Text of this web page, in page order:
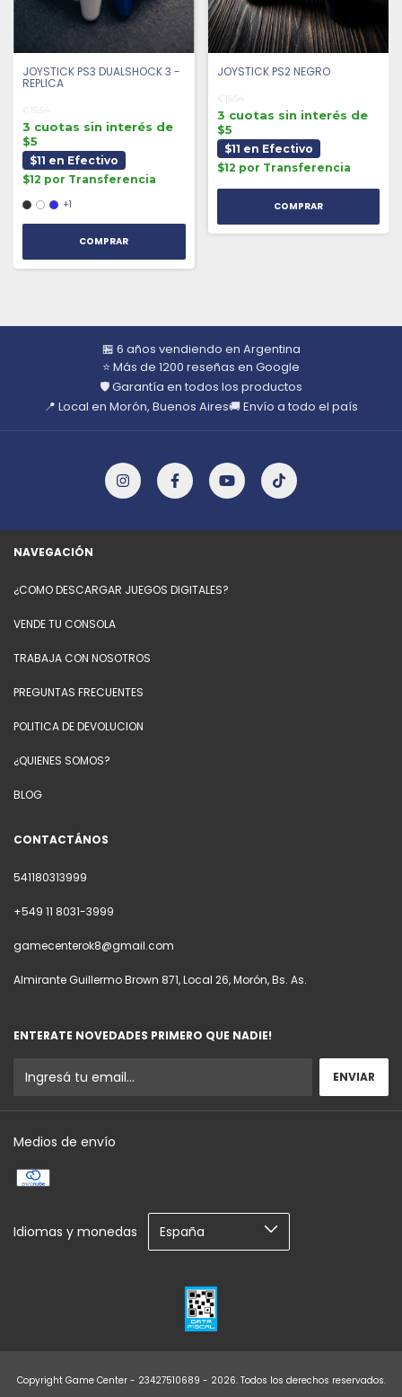
JOYSTICK PS3 DUALSHOCK 3 -
REPLICA
€15,54
3 cuotas sin interés de
$5
$11 en Efectivo
$12 por Transferencia
+1
COMPRAR
JOYSTICK PS2 NEGRO
€15,54
3 cuotas sin interés de
$5
$11 en Efectivo
$12 por Transferencia
🏪 6 años vendiendo en Argentina
⭐ Más de 1200 reseñas en Google
🛡️ Garantía en todos los productos
📍 Local en Morón, Buenos Aires🚚 Envío a todo el país
NAVEGACIÓN
¿COMO DESCARGAR JUEGOS DIGITALES?
VENDE TU CONSOLA
TRABAJA CON NOSOTROS
PREGUNTAS FRECUENTES
POLITICA DE DEVOLUCION
¿QUIENES SOMOS?
BLOG
CONTACTÁNOS
541180313999
+549 11 8031-3999
gamecenterok8@gmail.com
Almirante Guillermo Brown 871, Local 26, Morón, Bs. As.
ENTERATE NOVEDADES PRIMERO QUE NADIE!
Medios de envío
Idiomas y monedas
Copyright Game Center - 23427510689 - 2026. Todos los derechos reservados.